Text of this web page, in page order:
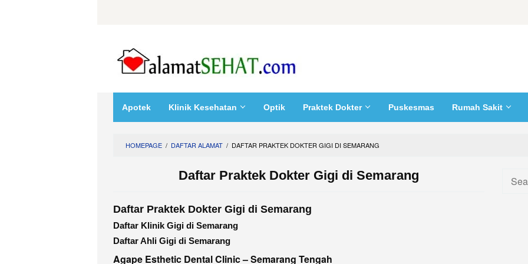
Apotek Klinik Kesehatan Optik Praktek Dokter Puskesmas Rumah Sakit
HOMEPAGE / DAFTAR ALAMAT / DAFTAR PRAKTEK DOKTER GIGI DI SEMARANG
Daftar Praktek Dokter Gigi di Semarang
Daftar Praktek Dokter Gigi di Semarang
Daftar Klinik Gigi di Semarang
Daftar Ahli Gigi di Semarang
Agape Esthetic Dental Clinic – Semarang Tengah